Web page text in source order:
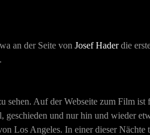
an der Seite von Josef Haderdie
sehen. Auf der Webseite zum Film
und nur hin und wieder
Los Angeles. In einer dieser